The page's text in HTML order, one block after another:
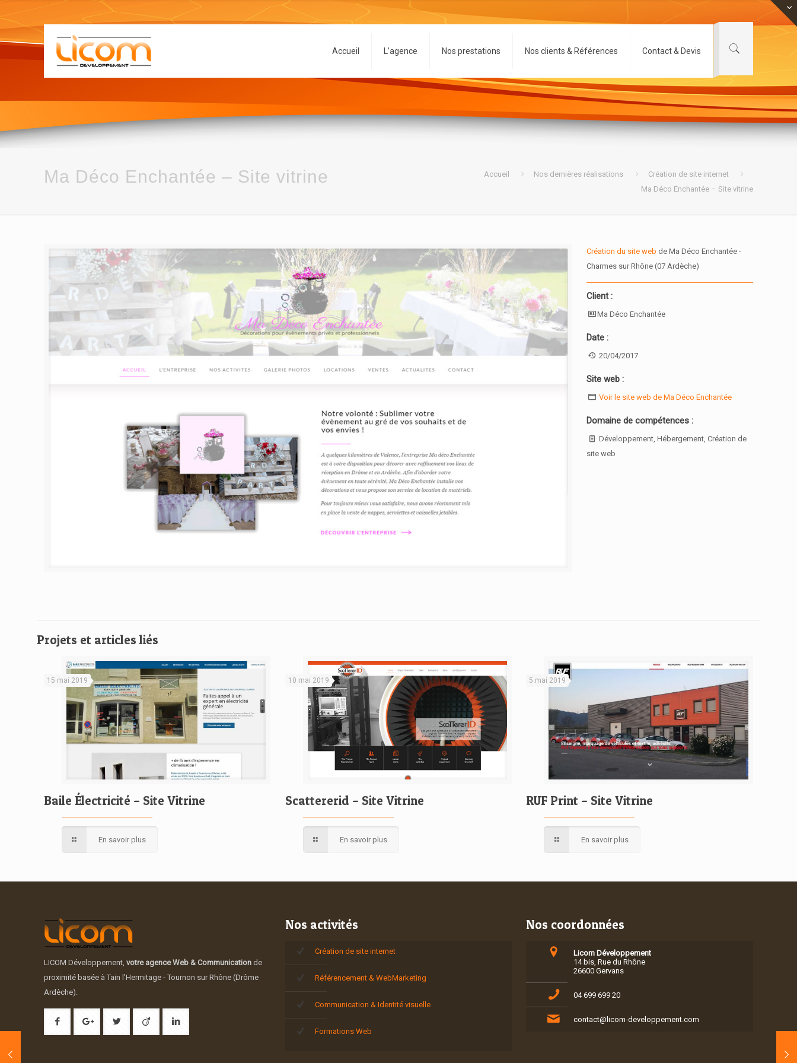
Accueil L’agence Nos prestations Nos clients & Références Contact & Devis
Ma Déco Enchantée – Site vitrine Accueil Nos dernières réalisations
Création de site internet
Ma Déco Enchantée – Site vitrine
Création du site web de Ma Déco Enchantée -
Charmes sur Rhône (07 Ardèche)
Client :
Ma Déco Enchantée
Date :
20/04/2017
Site web :
Voir le site web de Ma Déco Enchantée
Domaine de compétences :
Développement, Hébergement, Création de
site web
Projets et articles liés
15 mai 2019
Baile Électricité – Site Vitrine
En savoir plus
10 mai 2019
Scattererid – Site Vitrine
En savoir plus
5 mai 2019
RUF Print – Site Vitrine
En savoir plus
LICOM Développement,votre agence Web & Communication de
proximité basée à Tain l'Hermitage - Tournon sur Rhône (Drôme
Ardèche).
Nos activités
Création de site internet
Référencement & WebMarketing
Communication & Identité visuelle
Formations Web
Nos coordonnées
Licom Développement
14 bis, Rue du Rhône
26600 Gervans
04 699 699 20
contact@licom-developpement.com